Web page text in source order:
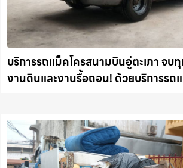
บริการรถแม็คโครสนามบินอู่ตะเภา จบ
งานดินและงานรื้อถอน! ด้วยบริการรถแ